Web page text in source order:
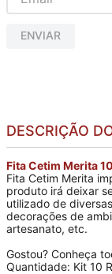
ENVIAR
DESCRIÇÃO
Fita Cetim Merita
Fita Cetim Merita
produto irá deixar
utilizado de
decorações de
artesanato, etc.
Gostou? Conheça
Quantidade: Kit 10